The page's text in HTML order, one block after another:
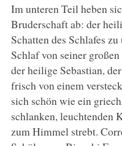
Im unteren Teil heben
Bruderschaft ab: der
Schatten des Schlafes
Schlaf von seiner
der heilige Sebastian,
frisch von einem
sich schön wie ein
schlanken, leuchtenden
zum Himmel strebt.